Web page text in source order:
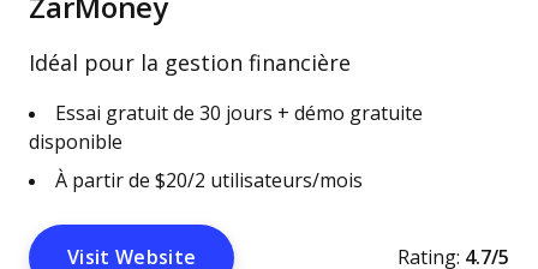
ZarMoney
Idéal pour la gestion financière
Essai gratuit de 30 jours + démo gratuite
disponible
À partir de $20/2 utilisateurs/mois
Visit Website Rating: 4.7/5